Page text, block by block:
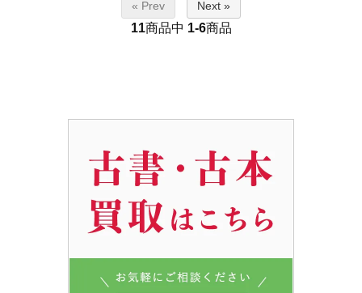
« Prev Next »
11商品中 1-6商品